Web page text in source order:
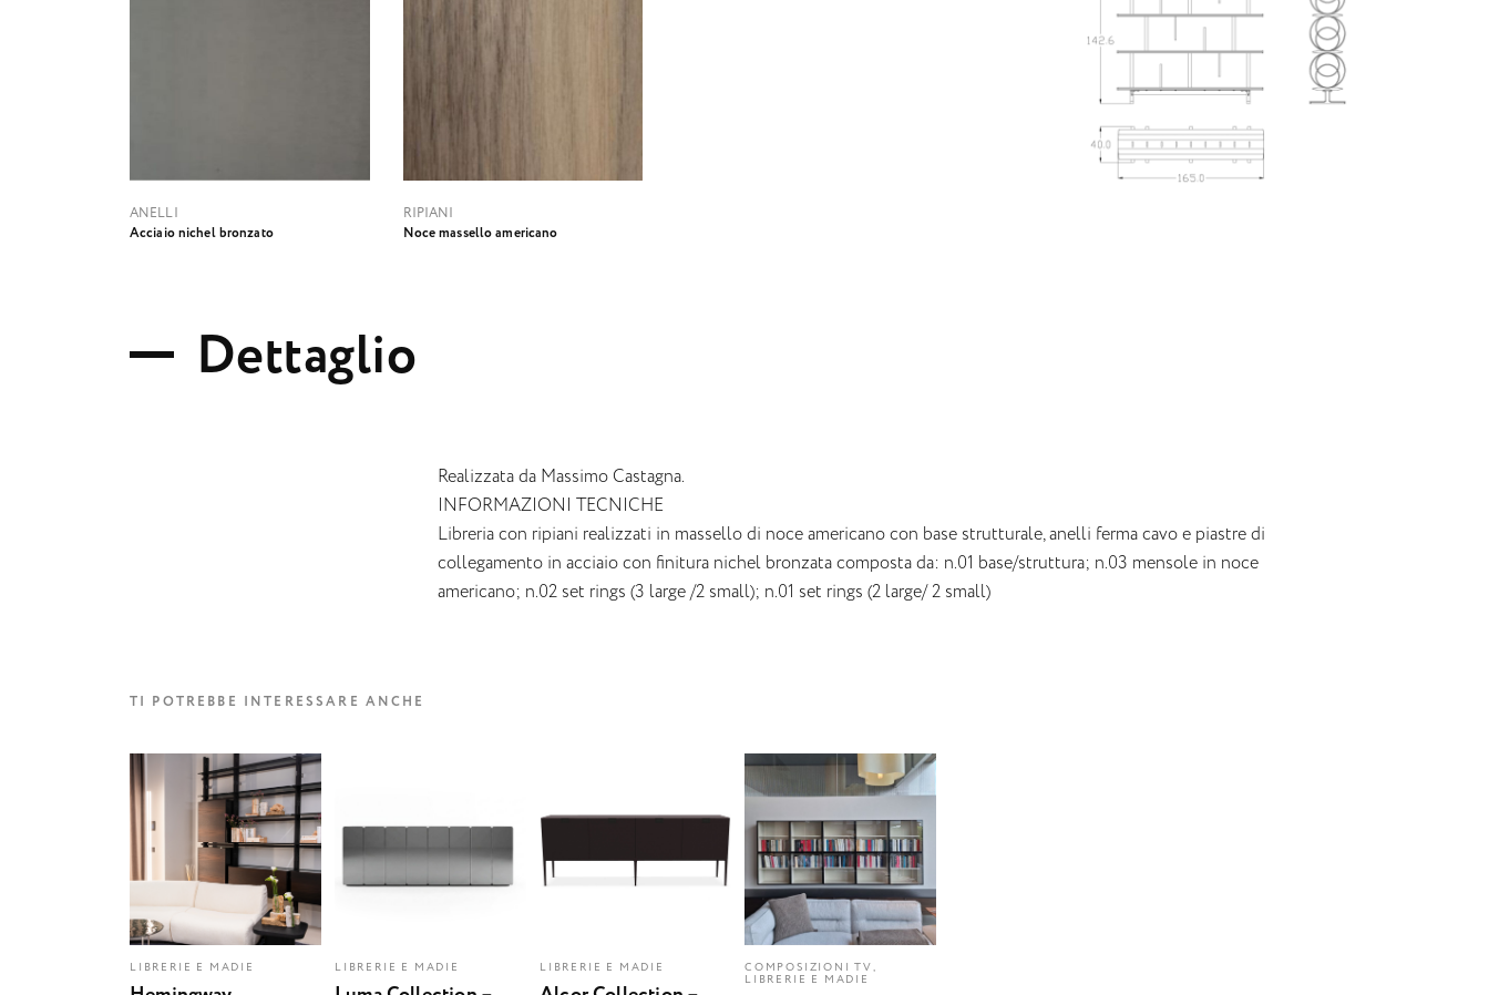
ANELLI
Acciaio nichel bronzato
RIPIANI
Noce massello americano
Dettaglio
Realizzata da Massimo Castagna.
INFORMAZIONI TECNICHE
Libreria con ripiani realizzati in massello di noce americano con base strutturale, anelli ferma cavo e piastre di
collegamento in acciaio con finitura nichel bronzata composta da: n.01 base/struttura; n.03 mensole in noce
americano; n.02 set rings (3 large /2 small); n.01 set rings (2 large/ 2 small)
TI POTREBBE INTERESSARE ANCHE
LIBRERIE E MADIE LIBRERIE E MADIE LIBRERIE E MADIE COMPOSIZIONI TV,
LIBRERIE E MADIE